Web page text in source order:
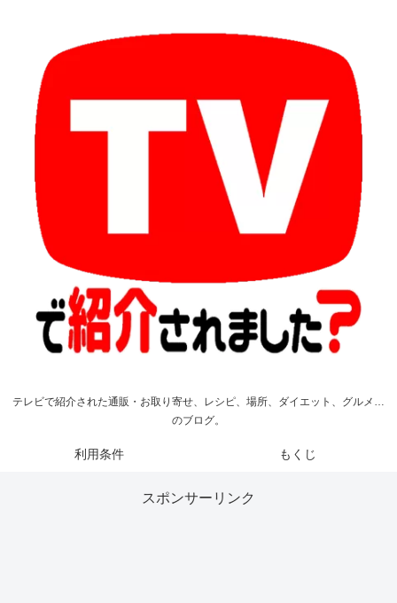
テレビで紹介された通販・お取り寄せ、レシピ、場所、ダイエット、グルメ…
のブログ。
利用条件 もくじ
スポンサーリンク